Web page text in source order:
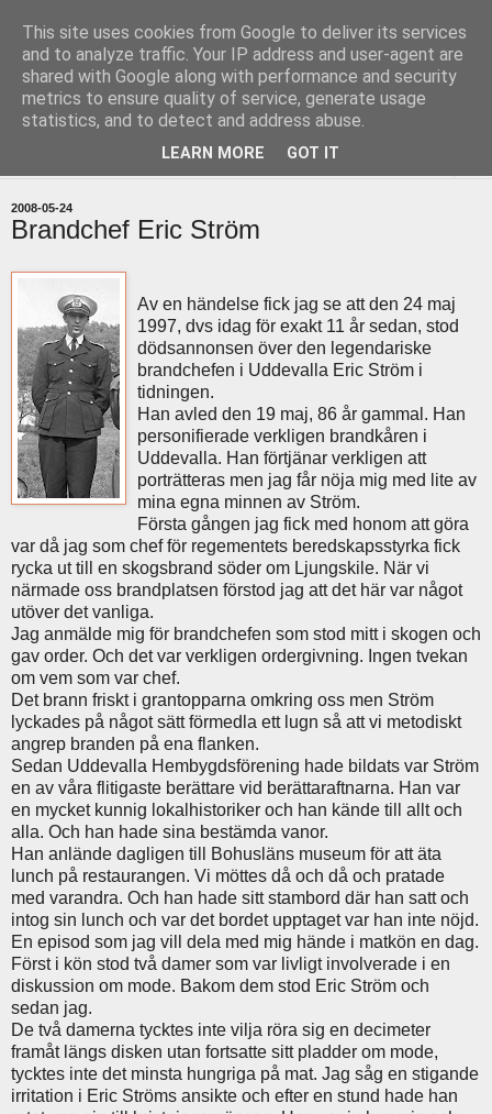
uddevallabloggen.se
med stort och smått från Uddevallas horisont
2008-05-24
Brandchef Eric Ström
Av en händelse fick jag se att den 24 maj
1997, dvs idag för exakt 11 år sedan, stod
dödsannonsen över den legendariske
brandchefen i Uddevalla Eric Ström i
tidningen.
Han avled den 19 maj, 86 år gammal. Han
personifierade verkligen brandkåren i
Uddevalla. Han förtjänar verkligen att
porträtteras men jag får nöja mig med lite av
mina egna minnen av Ström.
Första gången jag fick med honom att göra
var då jag som chef för regementets beredskapsstyrka fick
rycka ut till en skogsbrand söder om Ljungskile. När vi
närmade oss brandplatsen förstod jag att det här var något
utöver det vanliga.
Jag anmälde mig för brandchefen som stod mitt i skogen och
gav order. Och det var verkligen ordergivning. Ingen tvekan
om vem som var chef.
Det brann friskt i grantopparna omkring oss men Ström
lyckades på något sätt förmedla ett lugn så att vi metodiskt
angrep branden på ena flanken.
Sedan Uddevalla Hembygdsförening hade bildats var Ström
en av våra flitigaste berättare vid berättaraftnarna. Han var
en mycket kunnig lokalhistoriker och han kände till allt och
alla. Och han hade sina bestämda vanor.
Han anlände dagligen till Bohusläns museum för att äta
lunch på restaurangen. Vi möttes då och då och pratade
med varandra. Och han hade sitt stambord där han satt och
intog sin lunch och var det bordet upptaget var han inte nöjd.
En episod som jag vill dela med mig hände i matkön en dag.
Först i kön stod två damer som var livligt involverade i en
diskussion om mode. Bakom dem stod Eric Ström och
sedan jag.
De två damerna tycktes inte vilja röra sig en decimeter
framåt längs disken utan fortsatte sitt pladder om mode,
tycktes inte det minsta hungriga på mat. Jag såg en stigande
irritation i Eric Ströms ansikte och efter en stund hade han
This site uses cookies from Google to deliver its services
and to analyze traffic. Your IP address and user-agent are
shared with Google along with performance and security
metrics to ensure quality of service, generate usage
statistics, and to detect and address abuse.
LEARN MORE GOT IT